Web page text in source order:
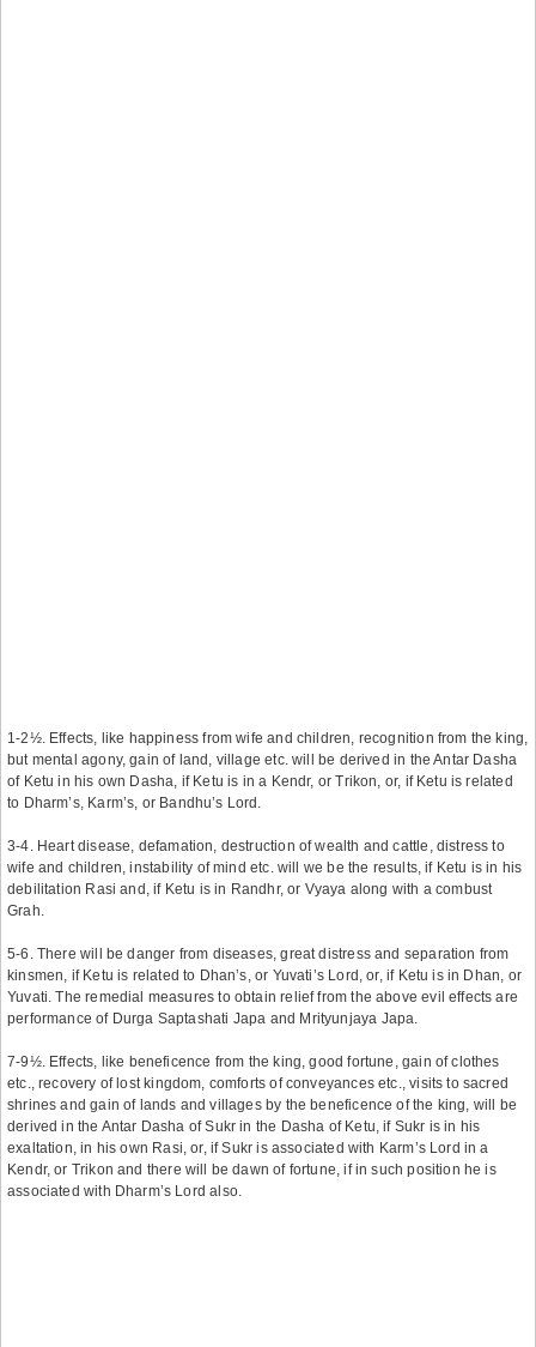
1-2½. Effects, like happiness from wife and children, recognition from the king,
but mental agony, gain of land, village etc. will be derived in the Antar Dasha
of Ketu in his own Dasha, if Ketu is in a Kendr, or Trikon, or, if Ketu is related
to Dharm’s, Karm’s, or Bandhu’s Lord.
3-4. Heart disease, defamation, destruction of wealth and cattle, distress to
wife and children, instability of mind etc. will we be the results, if Ketu is in his
debilitation Rasi and, if Ketu is in Randhr, or Vyaya along with a combust
Grah.
5-6. There will be danger from diseases, great distress and separation from
kinsmen, if Ketu is related to Dhan’s, or Yuvati’s Lord, or, if Ketu is in Dhan, or
Yuvati. The remedial measures to obtain relief from the above evil effects are
performance of Durga Saptashati Japa and Mrityunjaya Japa.
7-9½. Effects, like beneficence from the king, good fortune, gain of clothes
etc., recovery of lost kingdom, comforts of conveyances etc., visits to sacred
shrines and gain of lands and villages by the beneficence of the king, will be
derived in the Antar Dasha of Sukr in the Dasha of Ketu, if Sukr is in his
exaltation, in his own Rasi, or, if Sukr is associated with Karm’s Lord in a
Kendr, or Trikon and there will be dawn of fortune, if in such position he is
associated with Dharm’s Lord also.